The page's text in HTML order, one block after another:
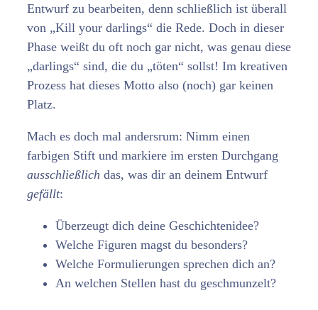
Entwurf zu bearbeiten, denn schließlich ist überall
von „Kill your darlings“ die Rede. Doch in dieser
Phase weißt du oft noch gar nicht, was genau diese
„darlings“ sind, die du „töten“ sollst! Im kreativen
Prozess hat dieses Motto also (noch) gar keinen
Platz.
Mach es doch mal andersrum: Nimm einen
farbigen Stift und markiere im ersten Durchgang
ausschließlich das, was dir an deinem Entwurf
gefällt:
Überzeugt dich deine Geschichtenidee?
Welche Figuren magst du besonders?
Welche Formulierungen sprechen dich an?
An welchen Stellen hast du geschmunzelt?